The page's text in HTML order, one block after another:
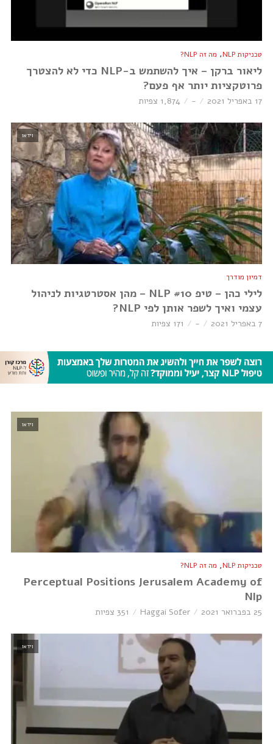
טכניקות NLP , מה זה NLP?
ליאור ברקן – איך להשתמש ב-NLP כדי לא להצטרך
פרוטקציות יותר אף פעם?
17 באפריל 2021 - 1,874 צפיות
וידאו
דמיון מודרך
לילי כהן – טיפ NLP #10 – מהן אסטרטגיות לניהול
עצמי ואיך לשפר אותן לפי NLP?
7 באפריל 2021 - 171 צפיות
וידאו
טכניקות NLP , מה זה NLP?
Perceptual Positions Jerusalem Academy of
Nlp
25 בפברואר 2021 Haggai Sofer 351 צפיות
וידאו